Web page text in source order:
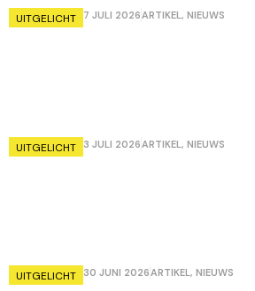
UITGELICHT 7 JULI 2026ARTIKEL, NIEUWS
UITGELICHT 3 JULI 2026ARTIKEL, NIEUWS
UITGELICHT 30 JUNI 2026ARTIKEL, NIEUWS